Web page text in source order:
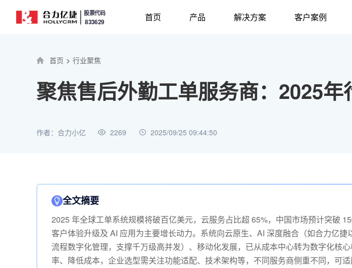
股票代码
833629 首页 产品 解决方案 客户案例
首页 > 行业聚焦
聚焦售后外勤工单服务商：2025
作者：合力小亿 2269 2025/09/25 09:44:50
全文摘要
2025 年全球工单系统规模将破百亿美元，云服务占比超 65%，中国市场预计突破
客户体验升级及 AI 应用为主要增长动力。系统向云原生、AI 深度融合（如合力亿捷
流程数字化管理，支撑千万级高并发）、移动化发展，已从成本中心转为数字化核
率、降低成本，企业选型需关注功能适配、技术架构等，不同服务商侧重不同，可适